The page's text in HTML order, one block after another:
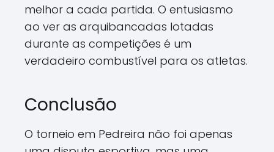
melhor a cada partida. O entusiasmo
ao ver as arquibancadas lotadas
durante as competições é um
verdadeiro combustível para os atletas.
Conclusão
O torneio em Pedreira não foi apenas